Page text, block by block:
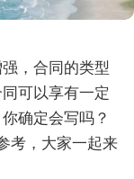
，合同的类型
可以享有一定
确定会写吗？
考，大家一起来